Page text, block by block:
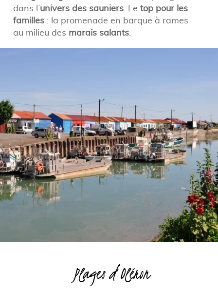
dans l’univers des sauniers. Le top pour les
familles: la promenade en barque à rames
au milieu des marais salants.
Plages d’Oléron